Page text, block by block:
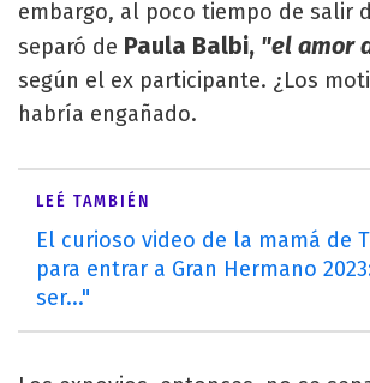
embargo, al poco tiempo de salir
separó de Paula Balbi, "el amor
según el ex participante. ¿Los
habría engañado.
LEÉ TAMBIÉN
El curioso video de la mamá de
para entrar a Gran Hermano
ser..."